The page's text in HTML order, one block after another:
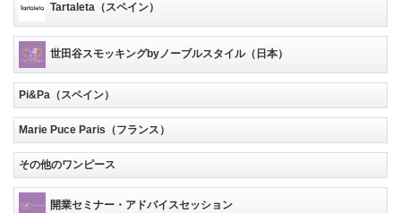
Tartaleta（スペイン）
世田谷スモッキングbyノーブルスタイル（日本）
Pi&Pa（スペイン）
Marie Puce Paris（フランス）
その他のワンピース
開業セミナー・アドバイスセッション